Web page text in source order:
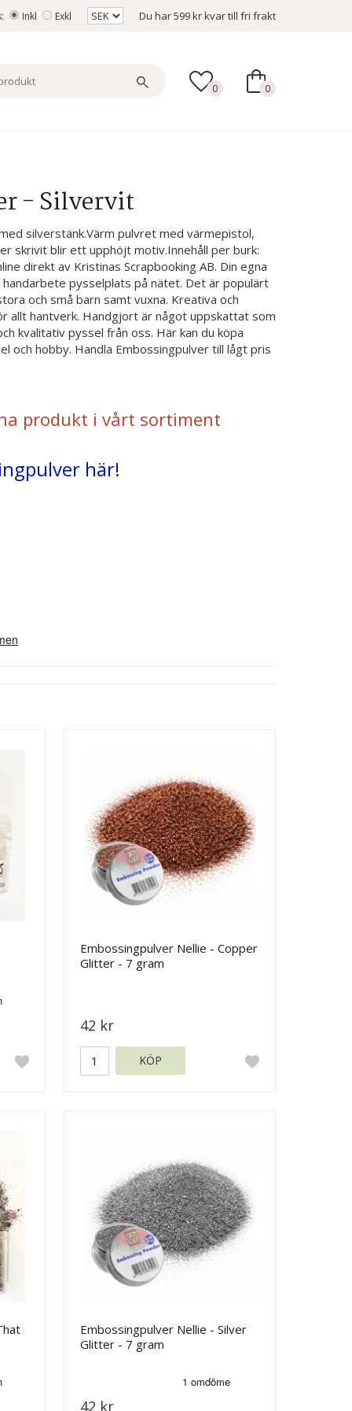
Inkl Exkl Du har599 krkvar till fri frakt
0 0
- Silvervit
silverstänk.Värm pulvret med värmepistol,
skrivit blir ett upphöjt motiv.Innehåll per burk:
direkt av Kristinas Scrapbooking AB. Din egna
handarbete pysselplats på nätet. Det är populärt
och små barn samt vuxna. Kreativa och
allt hantverk. Handgjort är något uppskattat som
kvalitativ pyssel från oss. Här kan du köpa
och hobby. Handla Embossingpulver till lågt pris
produkt i vårt sortiment
här!
Embossingpulver Nellie - Copper
Glitter - 7 gram
42 kr
KÖP
Embossingpulver Nellie - Silver
Glitter - 7 gram
42 kr